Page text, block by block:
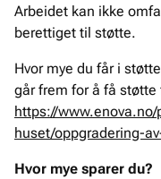
Arbeidet kan ikke
berettiget til støtte.
Hvor mye du får i
går frem for å få støtte
https://
huset/oppgradering-
Hvor mye sparer du?